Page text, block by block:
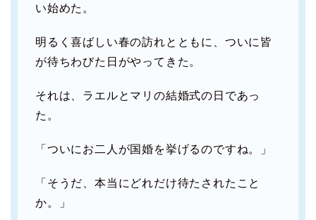
い始めた。
明るく喜ばしい春の訪れとともに、ついに皆
が待ちわびた日がやってきた。
それは、ラエルとマリの結婚式の日であっ
た。
「ついにお二人が国婚を挙げるのですね。」
「そうだ、本当にどれだけ待たされたこと
か。」